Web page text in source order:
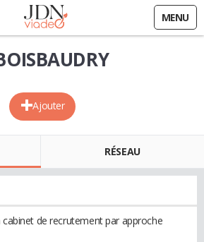
MENU
Ajouter
RÉSEAU
cabinet de recrutement par approche